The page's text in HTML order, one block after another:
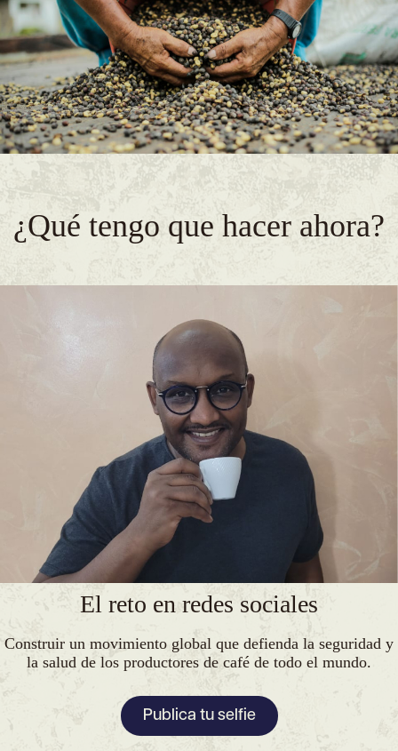
¿Qué tengo que hacer ahora?
El reto en redes sociales
Construir un movimiento global que defienda la seguridad y
la salud de los productores de café de todo el mundo.
Publica tu selfie